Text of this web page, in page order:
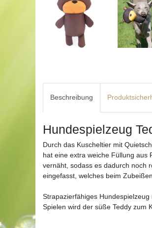
Beschreibung
Hundespielzeug
Durch das Kuscheltier mit
hat eine extra weiche Füllung aus
vernäht, sodass es dadurch noch
eingefasst, welches beim
Strapazierfähiges
Spielen wird der süße Teddy zum